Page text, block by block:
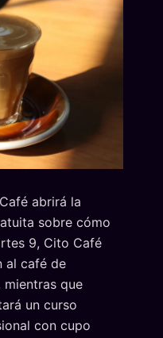
abrirá la
sobre cómo
9, Cito Café
al café de
que
un curso
con cupo